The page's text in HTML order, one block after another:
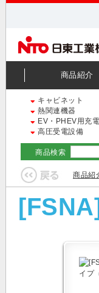
商品紹介
キャビネット
熱関連機器
EV・PHEV用充
高圧受電設備
商品検索
商品紹